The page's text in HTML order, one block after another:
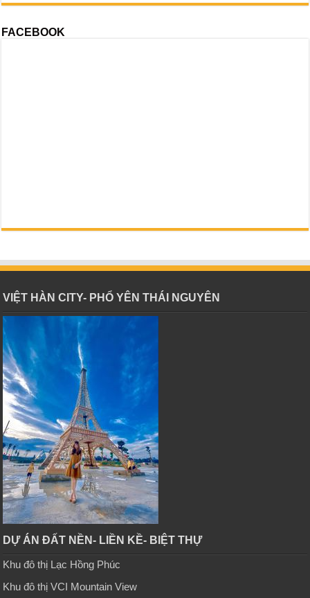
FACEBOOK
VIỆT HÀN CITY- PHỔ YÊN THÁI NGUYÊN
DỰ ÁN ĐẤT NỀN- LIỀN KỀ- BIỆT THỰ
Khu đô thị Lạc Hồng Phúc
Khu đô thị VCI Mountain View